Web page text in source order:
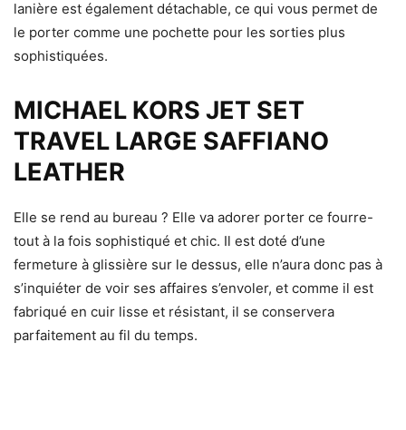
lanière est également détachable, ce qui vous permet de
le porter comme une pochette pour les sorties plus
sophistiquées.
MICHAEL KORS JET SET
TRAVEL LARGE SAFFIANO
LEATHER
Elle se rend au bureau ? Elle va adorer porter ce fourre-
tout à la fois sophistiqué et chic. Il est doté d’une
fermeture à glissière sur le dessus, elle n’aura donc pas à
s’inquiéter de voir ses affaires s’envoler, et comme il est
fabriqué en cuir lisse et résistant, il se conservera
parfaitement au fil du temps.